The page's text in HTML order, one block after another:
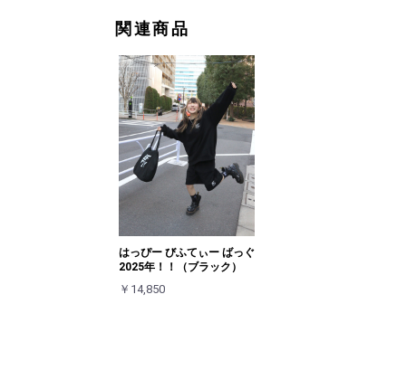
関連商品
はっぴー びふてぃー ばっぐ
2025年！！（ブラック）
￥14,850